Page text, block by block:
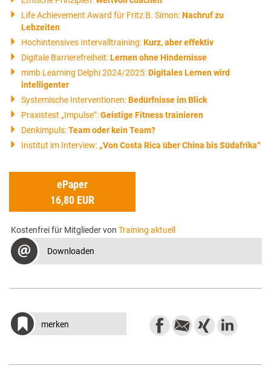
Life Achievement Award für Fritz B. Simon:Nachruf zu
Lebzeiten
Hochintensives Intervalltraining:Kurz, aber effektiv
Digitale Barrierefreiheit:Lernen ohne Hindernisse
mmb Learning Delphi 2024/2025:Digitales Lernen wird
intelligenter
Systemische Interventionen:Bedürfnisse im Blick
Praxistest „Impulse“:Geistige Fitness trainieren
Denkimpuls:Team oder kein Team?
Institut im Interview: „Von Costa Rica über China bis Südafrika“
ePaper
16,80 EUR
Kostenfrei für Mitglieder von Training aktuell
Downloaden
merken